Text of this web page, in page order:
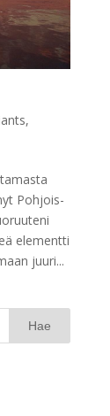
,
Pohjois-
elementti
juuri...